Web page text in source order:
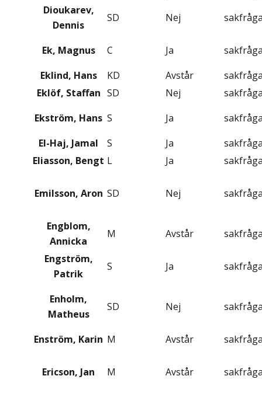
Dioukarev,
Dennis
SD Nej
Ek, Magnus C Ja
Eklind, Hans
KD Avstår
Eklöf, Staffan SD Nej
Ekström, Hans S Ja
El-Haj, Jamal
S Ja
Eliasson, Bengt L Ja
Emilsson, Aron SD Nej
Engblom,
Annicka
M Avstår
Engström,
Patrik
S Ja
Enholm,
Matheus
SD Nej
Enström, Karin M Avstår
Ericson, Jan M Avstår